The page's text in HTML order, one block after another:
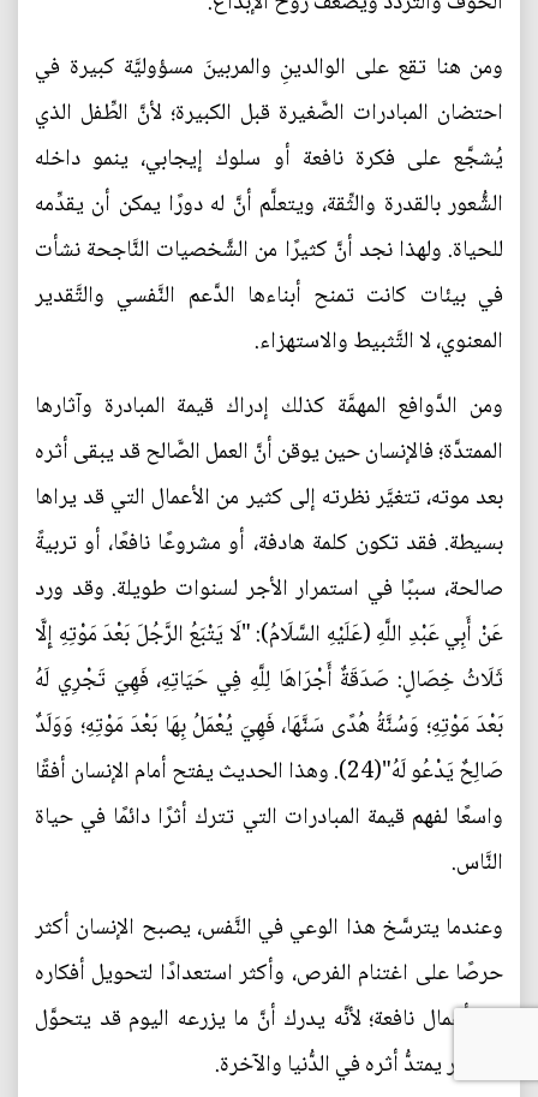
ومن هنا تقع على الوالدينِ والمربينَ مسؤوليَّة كبيرة في
احتضان المبادرات الصَّغيرة قبل الكبيرة؛ لأنَّ الطِّفل الذي
يُشجَّع على فكرة نافعة أو سلوك إيجابي، ينمو داخله
الشُّعور بالقدرة والثِّقة، ويتعلَّم أنَّ له دورًا يمكن أن يقدِّمه
للحياة. ولهذا نجد أنَّ كثيرًا من الشَّخصيات النَّاجحة نشأت
في بيئات كانت تمنح أبناءها الدَّعم النَّفسي والتَّقدير
المعنوي، لا التَّثبيط والاستهزاء.
ومن الدَّوافع المهمَّة كذلك إدراك قيمة المبادرة وآثارها
الممتدَّة؛ فالإنسان حين يوقن أنَّ العمل الصَّالح قد يبقى أثره
بعد موته، تتغيَّر نظرته إلى كثير من الأعمال التي قد يراها
بسيطة. فقد تكون كلمة هادفة، أو مشروعًا نافعًا، أو تربيةً
صالحة، سببًا في استمرار الأجر لسنوات طويلة. وقد ورد
عَنْ أَبِي عَبْدِ اللَّهِ (عَلَيْهِ السَّلَامُ): "لَا يَتْبَعُ الرَّجُلَ بَعْدَ مَوْتِهِ إِلَّا
ثَلَاثُ خِصَالٍ: صَدَقَةٌ أَجْرَاهَا لِلَّهِ فِي حَيَاتِهِ، فَهِيَ تَجْرِي لَهُ
بَعْدَ مَوْتِهِ؛ وَسُنَّةُ هُدًى سَنَّهَا، فَهِيَ يُعْمَلُ بِهَا بَعْدَ مَوْتِهِ؛ وَوَلَدٌ
صَالِحٌ يَدْعُو لَهُ"(24). وهذا الحديث يفتح أمام الإنسان أفقًا
واسعًا لفهم قيمة المبادرات التي تترك أثرًا دائمًا في حياة
النَّاس.
وعندما يترسَّخ هذا الوعي في النَّفس، يصبح الإنسان أكثر
حرصًا على اغتنام الفرص، وأكثر استعدادًا لتحويل أفكاره
إلى أعمال نافعة؛ لأنَّه يدرك أنَّ ما يزرعه اليوم قد يتحوَّل
إلى نور يمتدُّ أثره في الدُّنيا والآخرة.